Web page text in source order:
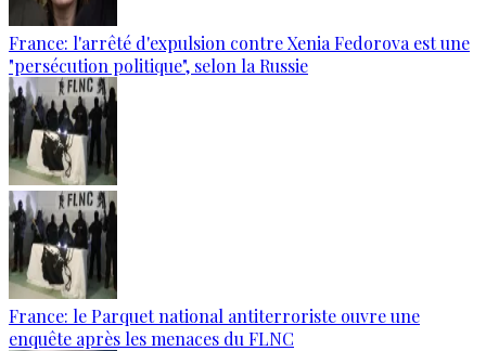
France: l'arrêté d'expulsion contre Xenia Fedorova est une
"persécution politique", selon la Russie
France: le Parquet national antiterroriste ouvre une
enquête après les menaces du FLNC